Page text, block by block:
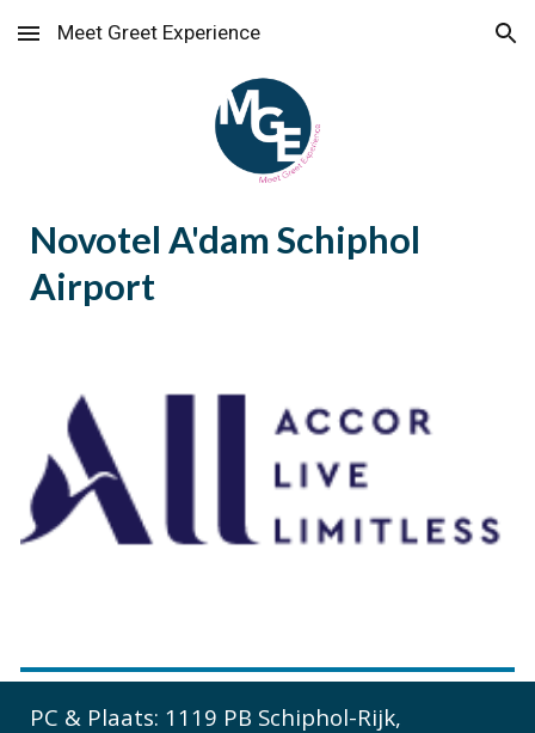
Skip to main content Skip to navigation
Meet Greet Experience
Novotel A'dam Schiphol
Airport
PC & Plaats: 1119 PB Schiphol-Rijk,